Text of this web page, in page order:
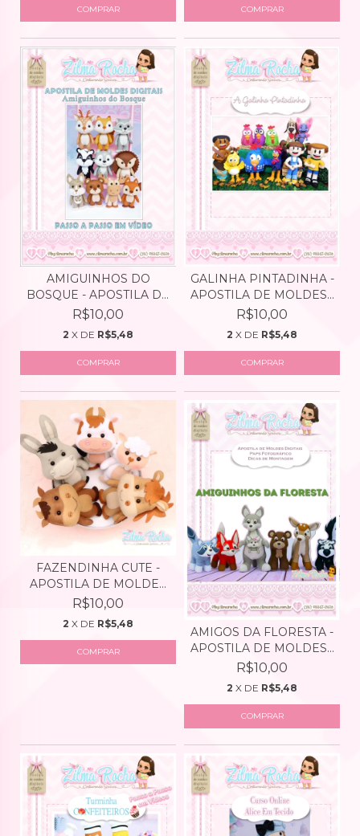
AMIGUINHOS DO
BOSQUE - APOSTILA DE
MOLDE...
R$10,00
2 X DE R$5,48
GALINHA PINTADINHA -
APOSTILA DE MOLDES...
R$10,00
2 X DE R$5,48
FAZENDINHA CUTE -
APOSTILA DE MOLDES
DIG...
R$10,00
2 X DE R$5,48
AMIGOS DA FLORESTA -
APOSTILA DE MOLDES...
R$10,00
2 X DE R$5,48